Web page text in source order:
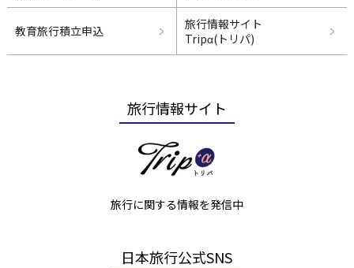
教育旅行積立申込
旅行情報サイト
Tripα(トリパ)
旅行情報サイト
旅行に関する情報を発信中
日本旅行公式SNS